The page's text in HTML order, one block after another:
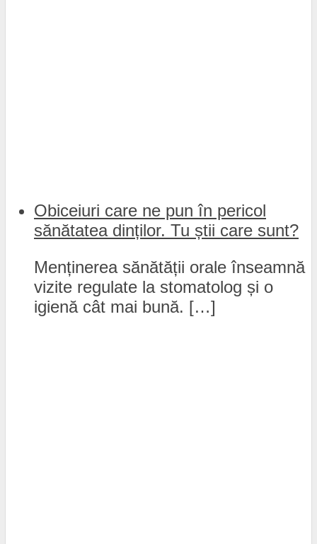
Obiceiuri care ne pun în pericol
sănătatea dinților. Tu știi care sunt?
Menținerea sănătății orale înseamnă
vizite regulate la stomatolog și o
igienă cât mai bună. […]